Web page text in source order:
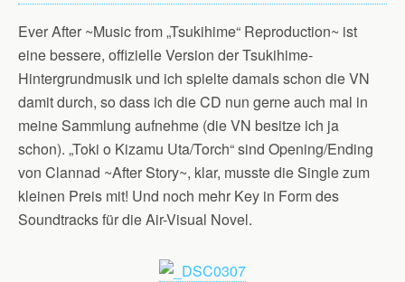
Ever After ~Music from „Tsukihime“ Reproduction~ ist
eine bessere, offizielle Version der Tsukihime-
Hintergrundmusik und ich spielte damals schon die VN
damit durch, so dass ich die CD nun gerne auch mal in
meine Sammlung aufnehme (die VN besitze ich ja
schon). „Toki o Kizamu Uta/Torch“ sind Opening/Ending
von Clannad ~After Story~, klar, musste die Single zum
kleinen Preis mit! Und noch mehr Key in Form des
Soundtracks für die Air-Visual Novel.